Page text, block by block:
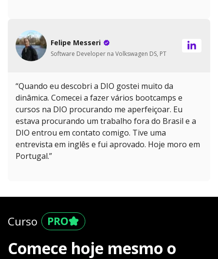
Felipe Messeri
Software Developer na Volkswagen DS, PT
“Quando eu descobri a DIO gostei muito da
dinâmica. Comecei a fazer vários bootcamps e
cursos na DIO procurando me aperfeiçoar. Eu
estava procurando um trabalho fora do Brasil e a
DIO entrou em contato comigo. Tive uma
entrevista em inglês e fui aprovado. Hoje moro em
Portugal.”
Curso
Comece hoje mesmo o